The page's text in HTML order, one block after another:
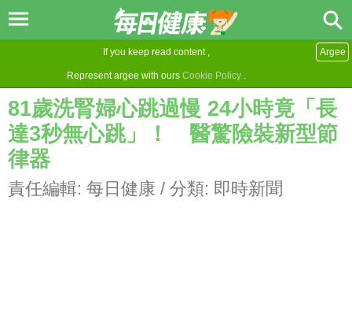
If you keep read content ,
Represent argee with ours Cookie Policy .
Argee
81歲洗腎婦心跳過慢 24小時竟「長
達3秒無心跳」！ 醫驚險裝新型節
律器
責任編輯: 每日健康 / 分類: 即時新聞